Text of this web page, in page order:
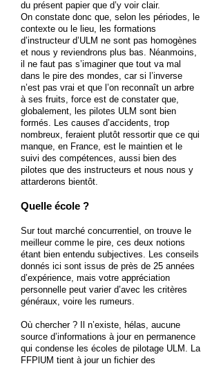
du présent papier que d’y voir clair.
On constate donc que, selon les périodes, le
contexte ou le lieu, les formations
d’instructeur d’ULM ne sont pas homogènes
et nous y reviendrons plus bas. Néanmoins,
il ne faut pas s’imaginer que tout va mal
dans le pire des mondes, car si l’inverse
n’est pas vrai et que l’on reconnaît un arbre
à ses fruits, force est de constater que,
globalement, les pilotes ULM sont bien
formés. Les causes d’accidents, trop
nombreux, feraient plutôt ressortir que ce qui
manque, en France, est le maintien et le
suivi des compétences, aussi bien des
pilotes que des instructeurs et nous nous y
attarderons bientôt.
Quelle école ?
Sur tout marché concurrentiel, on trouve le
meilleur comme le pire, ces deux notions
étant bien entendu subjectives. Les conseils
donnés ici sont issus de près de 25 années
d’expérience, mais votre appréciation
personnelle peut varier d’avec les critères
généraux, voire les rumeurs.
Où chercher ? Il n’existe, hélas, aucune
source d’informations à jour en permanence
qui condense les écoles de pilotage ULM. La
FFPlUM tient à jour un fichier des